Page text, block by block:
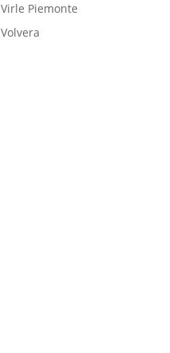
Virle Piemonte
Volvera